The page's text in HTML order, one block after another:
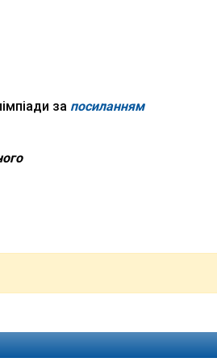
за посиланням